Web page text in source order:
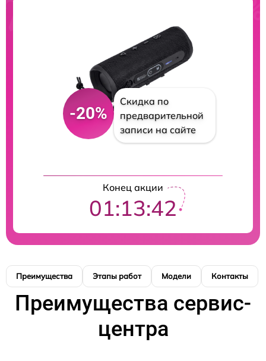
-20%
Скидка по
предварительной
записи на сайте
Конец акции
01:13:41
Преимущества Этапы работ Модели Контакты
Преимущества сервис-
центра